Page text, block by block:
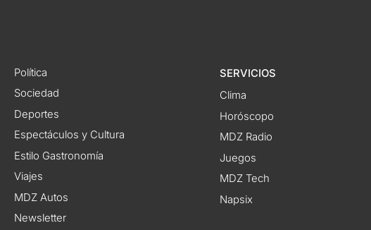
Política
Sociedad
Deportes
Espectáculos y Cultura
Estilo Gastronomía
Viajes
MDZ Autos
Newsletter
SERVICIOS
Clima
Horóscopo
MDZ Radio
Juegos
MDZ Tech
Napsix